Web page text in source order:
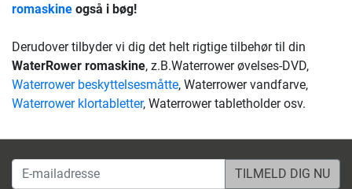
romaskine også i bøg!
Derudover tilbyder vi dig det helt rigtige tilbehør til din
WaterRower romaskine, z.B.Waterrower øvelses-DVD,
Waterrower beskyttelsesmåtte, Waterrower vandfarve,
Waterrower klortabletter, Waterrower tabletholder osv.
E-mailadresse